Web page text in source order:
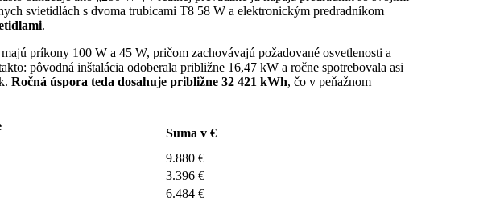
svietidlách s dvoma trubicami T8 58 W a elektronickým predradníkom
.
majú príkony 100 W a 45 W, pričom zachovávajú požadované osvetlenosti a
pôvodná inštalácia odoberala približne 16,47 kW a ročne spotrebovala asi
Ročná úspora teda dosahuje približne 32 421 kWh, čo v peňažnom
Suma v €
9.880 €
3.396 €
6.484 €